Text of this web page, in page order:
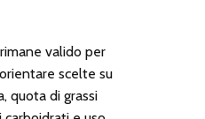
valido per
scelte su
quota di grassi